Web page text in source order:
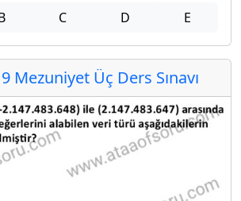
C D E
Mezuniyet Üç Ders Sınavı